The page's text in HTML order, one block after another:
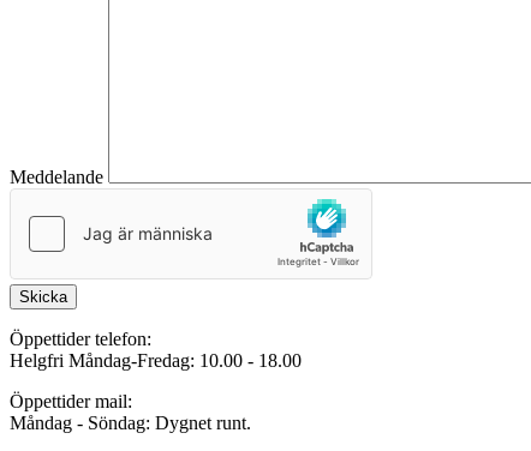
Meddelande
Skicka
Öppettider telefon:
Helgfri Måndag-Fredag: 10.00 - 18.00
Öppettider mail:
Måndag - Söndag: Dygnet runt.